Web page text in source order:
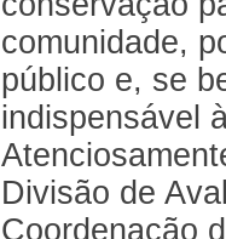
comunidade,
público e, se
indispensável
Divisão de
Coordenação